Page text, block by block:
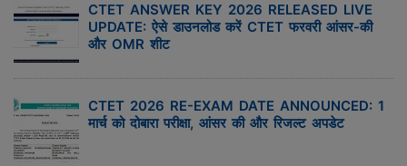
CTET ANSWER KEY 2026 RELEASED LIVE
UPDATE: ऐसे डाउनलोड करें CTET फरवरी आंसर-की
और OMR शीट
CTET 2026 RE-EXAM DATE ANNOUNCED: 1
मार्च को दोबारा परीक्षा, आंसर की और रिजल्ट अपडेट